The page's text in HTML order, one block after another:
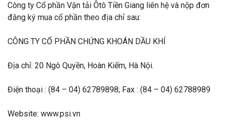
Công ty Cổ phần Vận tải Ôtô Tiền Giang liên hệ và nộp đơn
đăng ký mua cổ phần theo địa chỉ sau:
CÔNG TY CỔ PHẦN CHỨNG KHOÁN DẦU KHÍ
Địa chỉ: 20 Ngô Quyền, Hoàn Kiếm, Hà Nội.
Điện thoại : (84 – 04) 62789898; Fax : (84 – 04) 62788989
Website: www.psi.vn